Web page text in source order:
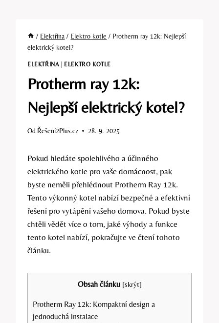
/ Elektřina / Elektro kotle / Protherm ray 12k: Nejlepší
elektrický kotel?
ELEKTŘINA ELEKTRO KOTLE
Protherm ray 12k:
Nejlepší elektrický kotel?
Od Řešení2Plus.cz 28. 9. 2025
Pokud hledáte spolehlivého‍ a účinného
elektrického kotle ​pro vaše domácnost, pak
byste⁤ neměli přehlédnout Protherm Ray 12k.
Tento⁢ výkonný kotel nabízí bezpečné a efektivní
⁣řešení pro ​vytápění vašeho domova. Pokud byste
chtěli‌ vědět více o‍ tom, jaké‍ výhody a funkce
‌tento kotel ⁣nabízí, pokračujte ve čtení tohoto
článku.
Obsah článku [skrýt]
Protherm Ray ⁣12k: Kompaktní design a⁢
jednoduchá instalace